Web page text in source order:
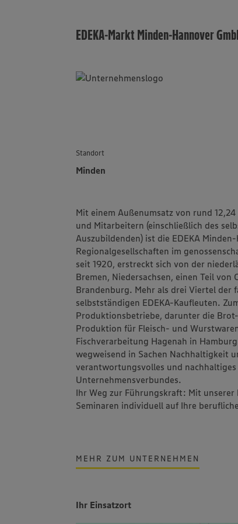
EDEKA-Markt Minden-Hannover
Standort
Minden
Mit einem Außenumsatz von rund
und Mitarbeitern (einschließlich des
Auszubildenden) ist die EDEKA
Regionalgesellschaften im
seit 1920, erstreckt sich von der
Bremen, Niedersachsen, einen Teil
Brandenburg. Mehr als drei Viertel der
selbstständigen EDEKA-Kaufleuten.
Produktionsbetriebe, darunter die
Produktion für Fleisch- und
Fischverarbeitung Hagenah in
wegweisend in Sachen Nachhaltigkeit
verantwortungsvolles und nachhaltiges
Unternehmensverbundes.
Ihr Weg zur Führungskraft: Mit
Seminaren individuell auf Ihre
MEHR ZUM UNTERNEHMEN
Ihr Einsatzort